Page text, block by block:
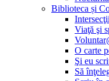
Biblioteca și
Intersecţii
Viaţă şi
O carte
Şi eu
Să